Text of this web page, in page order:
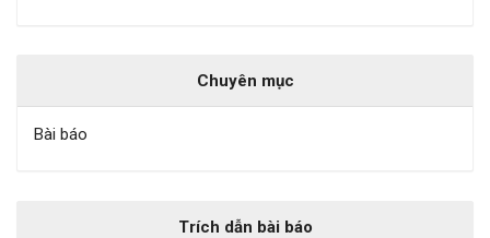
Chuyên mục
Bài báo
Trích dẫn bài báo